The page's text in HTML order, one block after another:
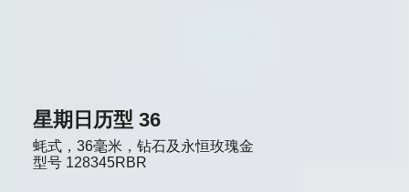
星期日历型 36
蚝式，36毫米，钻石及永恒玫瑰金
型号 128345RBR